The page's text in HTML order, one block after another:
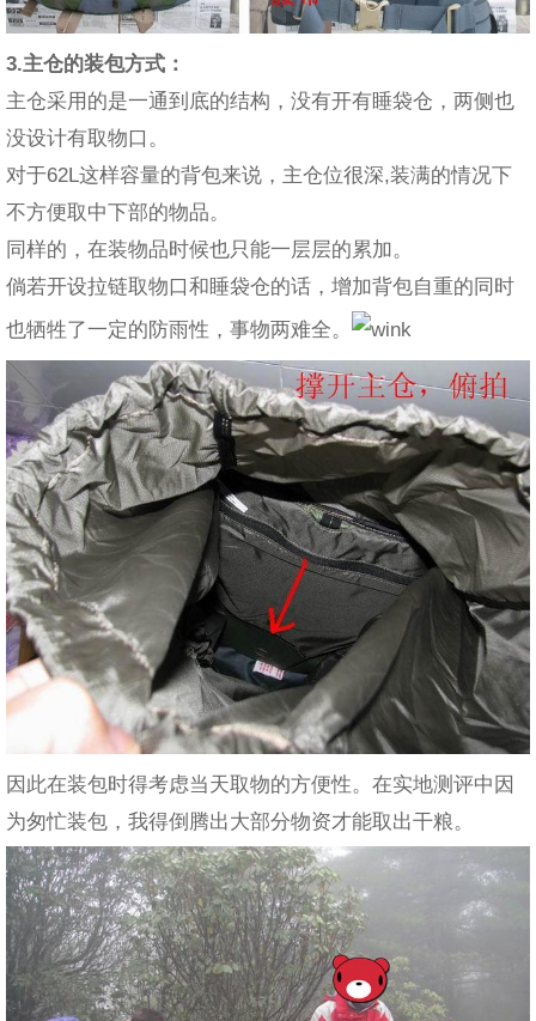
3.主仓的装包方式：
主仓采用的是一通到底的结构，没有开有睡袋仓，两侧也
没设计有取物口。
对于62L这样容量的背包来说，主仓位很深,装满的情况下
不方便取中下部的物品。
同样的，在装物品时候也只能一层层的累加。
倘若开设拉链取物口和睡袋仓的话，增加背包自重的同时
也牺牲了一定的防雨性，事物两难全。
因此在装包时得考虑当天取物的方便性。在实地测评中因
为匆忙装包，我得倒腾出大部分物资才能取出干粮。